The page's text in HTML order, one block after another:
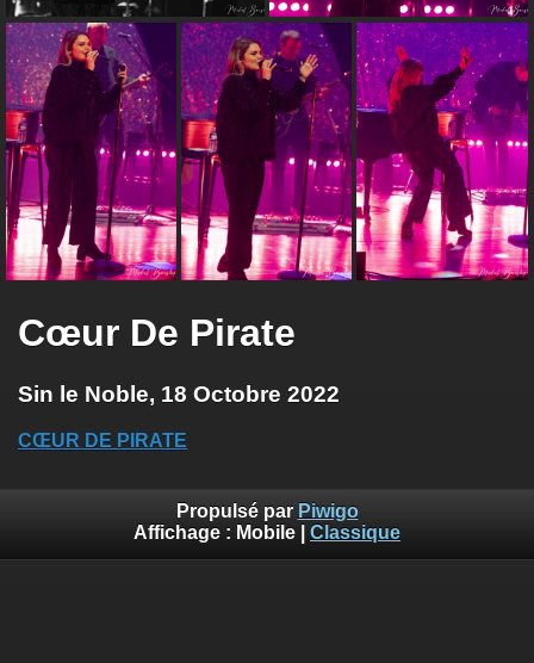
Cœur De Pirate
Sin le Noble, 18 Octobre 2022
CŒUR DE PIRATE
Propulsé par Piwigo
Affichage : Mobile Classique